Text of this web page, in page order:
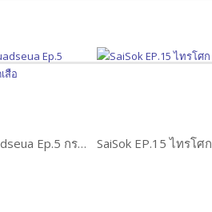
Kratuknuadseua Ep.5 กระตุกหนวดเสือ SaiSok EP.15 ไทรโศก